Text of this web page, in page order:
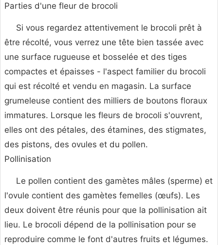
Parties d'une fleur de brocoli
Si vous regardez attentivement le brocoli prêt à
être récolté, vous verrez une tête bien tassée avec
une surface rugueuse et bosselée et des tiges
compactes et épaisses - l'aspect familier du brocoli
qui est récolté et vendu en magasin. La surface
grumeleuse contient des milliers de boutons floraux
immatures. Lorsque les fleurs de brocoli s'ouvrent,
elles ont des pétales, des étamines, des stigmates,
des pistons, des ovules et du pollen.
Pollinisation
Le pollen contient des gamètes mâles (sperme) et
l'ovule contient des gamètes femelles (œufs). Les
deux doivent être réunis pour que la pollinisation ait
lieu. Le brocoli dépend de la pollinisation pour se
reproduire comme le font d'autres fruits et légumes.